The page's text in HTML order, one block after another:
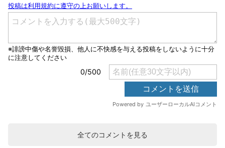
全てのコメントを見る